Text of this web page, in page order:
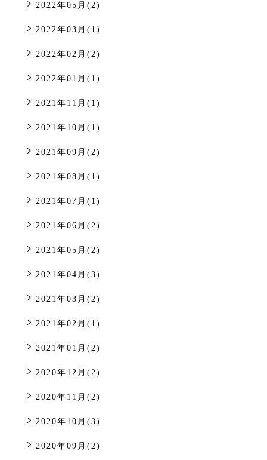
2022年05月(2)
2022年03月(1)
2022年02月(2)
2022年01月(1)
2021年11月(1)
2021年10月(1)
2021年09月(2)
2021年08月(1)
2021年07月(1)
2021年06月(2)
2021年05月(2)
2021年04月(3)
2021年03月(2)
2021年02月(1)
2021年01月(2)
2020年12月(2)
2020年11月(2)
2020年10月(3)
2020年09月(2)